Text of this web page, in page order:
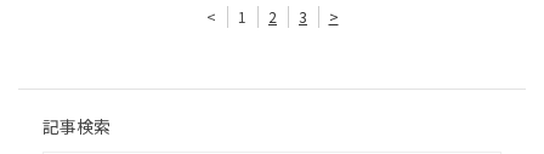
< 1 2 3 >
記事検索